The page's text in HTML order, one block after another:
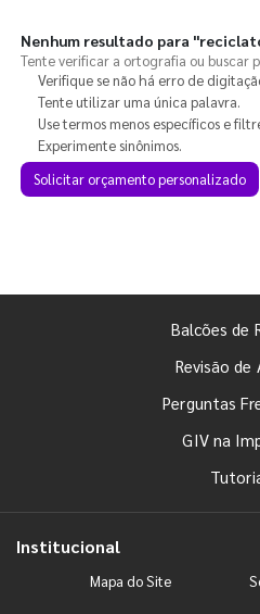
Nenhum resultado para
Tente verificar a ortografia ou buscar
Verifique se não há erro de
Tente utilizar uma única palavra.
Use termos menos específicos e
Experimente sinônimos.
Solicitar orçamento personalizado
Balcões de
Revisão de
Perguntas
GIV na
Institucional
Mapa do Site